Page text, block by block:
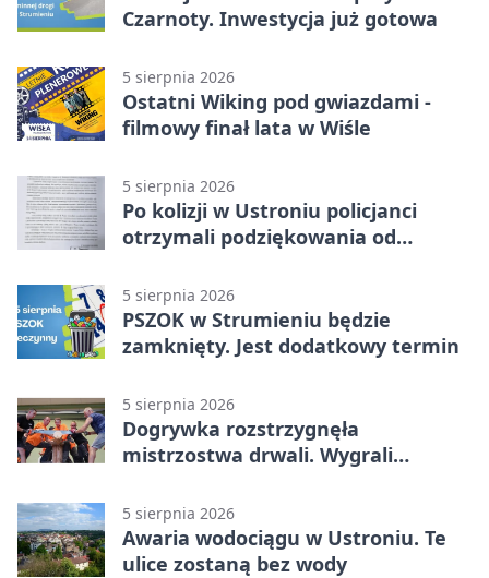
Czarnoty. Inwestycja już gotowa
5 sierpnia 2026
Ostatni Wiking pod gwiazdami -
filmowy finał lata w Wiśle
5 sierpnia 2026
Po kolizji w Ustroniu policjanci
otrzymali podziękowania od
5 sierpnia 2026
PSZOK w Strumieniu będzie
zamknięty. Jest dodatkowy termin
5 sierpnia 2026
Dogrywka rozstrzygnęła
mistrzostwa drwali. Wygrali
5 sierpnia 2026
Awaria wodociągu w Ustroniu. Te
ulice zostaną bez wody